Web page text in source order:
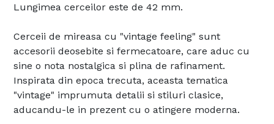
Lungimea cerceilor este de 42 mm.
Cerceii de mireasa cu "vintage feeling" sunt
accesorii deosebite si fermecatoare, care aduc cu
sine o nota nostalgica si plina de rafinament.
Inspirata din epoca trecuta, aceasta tematica
"vintage" imprumuta detalii si stiluri clasice,
aducandu-le in prezent cu o atingere moderna.